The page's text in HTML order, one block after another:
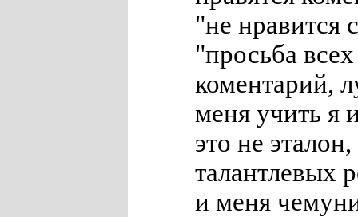
"не нравится
"просьба
коментарий,
меня учить я
это не
талантлевых
и меня